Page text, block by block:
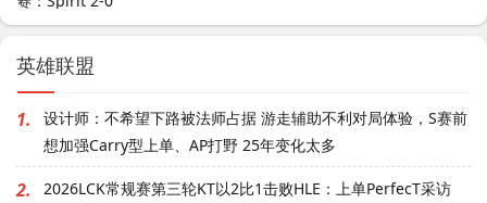
英雄联盟
1.
设计师：不希望下路被法师占据 游走辅助不利对局体验，S赛前
想加强Carry型上单、AP打野 25年变化太多
2. 2026LCK常规赛第三轮KT以2比1击败HLE：上单PerfecT采访